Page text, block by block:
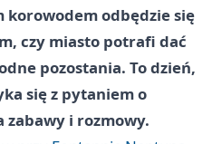
korowodem odbędzie się
czy miasto potrafi dać
pozostania. To dzień,
się z pytaniem o
zabawy i rozmowy.